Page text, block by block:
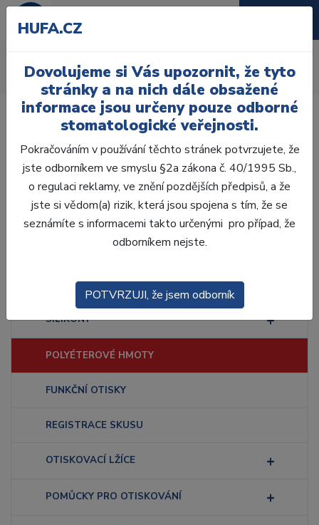
Úvod Ordinace Otiskování Polyéterové hmoty
Laboratoř
Ordinace
ALGINÁTY
SILIKONY
POLYÉTEROVÉ HMOTY
FUNKČNÍ OTISKY
REGISTRACE SKUSU
OTISKOVACÍ LŽÍCE
POMŮCKY PRO OTISKOVÁNÍ
HUFA.CZ
Dovolujeme si Vás upozornit, že tyto
stránky a na nich dále obsažené
informace jsou určeny pouze odborné
stomatologické veřejnosti.
Pokračováním v používání těchto stránek potvrzujete, že
jste odborníkem ve smyslu §2a zákona č. 40/1995 Sb.,
o regulaci reklamy, ve znění pozdějších předpisů, a že
jste si vědom(a) rizik, která jsou spojena s tím, že se
seznámíte s informacemi takto určenými pro případ, že
odborníkem nejste.
POTVRZUJI, že jsem odborník